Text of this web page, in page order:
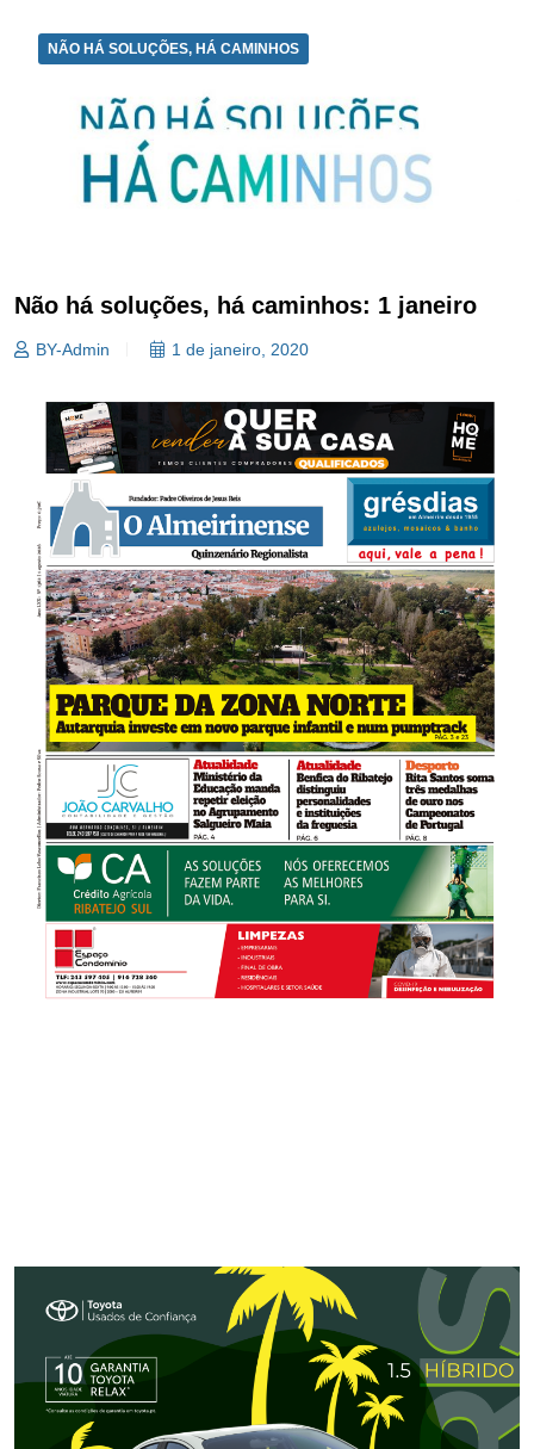
NÃO HÁ SOLUÇÕES, HÁ CAMINHOS
Não há soluções, há caminhos: 1 janeiro
BY-Admin 1 de janeiro, 2020